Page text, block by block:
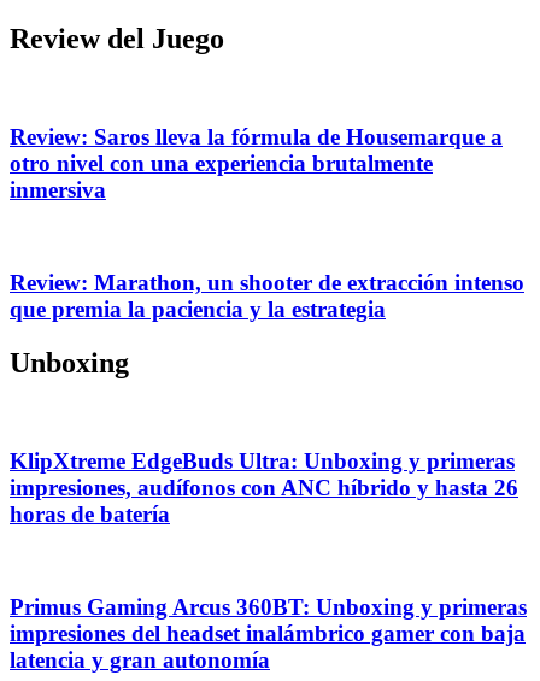
Review del Juego
Review: Saros lleva la fórmula de Housemarque a
otro nivel con una experiencia brutalmente
inmersiva
Review: Marathon, un shooter de extracción intenso
que premia la paciencia y la estrategia
Unboxing
KlipXtreme EdgeBuds Ultra: Unboxing y primeras
impresiones, audífonos con ANC híbrido y hasta 26
horas de batería
Primus Gaming Arcus 360BT: Unboxing y primeras
impresiones del headset inalámbrico gamer con baja
latencia y gran autonomía